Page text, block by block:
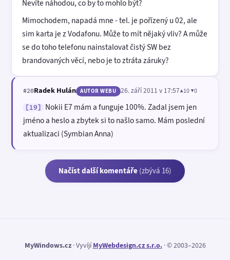
Nevíte náhodou, co by to mohlo být?
Mimochodem, napadá mne - tel. je pořízený u 02, ale
sim karta je z Vodafonu. Může to mít nějaký vliv? A může
se do toho telefonu nainstalovat čistý SW bez
brandovaných věcí, nebo je to ztráta záruky?
#20Radek Hulán AUTOR WEBU 26. září 2011 v 17:57▲10 ▼0
[19]
Nokii E7 mám a funguje 100%. Zadal jsem jen
jméno a heslo a zbytek si to našlo samo. Mám poslední
aktualizaci (Symbian Anna)
Načíst další komentáře (zbývá 16)
MyWindows.cz· VyvíjíMyWebdesign.cz s.r.o.· © 2003–2026